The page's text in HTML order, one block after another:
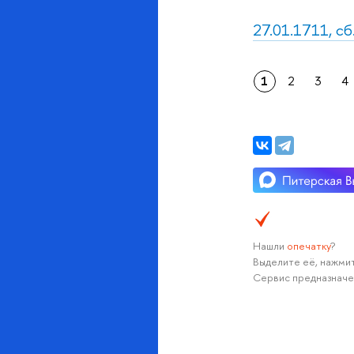
27.01.1711,
1 2 3 4
Нашли опечатку?
Выделите её,
Сервис